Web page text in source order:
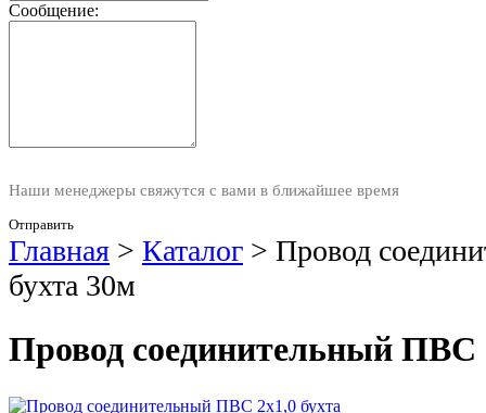
Сообщение:
Наши менеджеры свяжутся с вами в ближайшее время
Отправить
Главная > Каталог > Провод
бухта 30м
Провод соединительный ПВС